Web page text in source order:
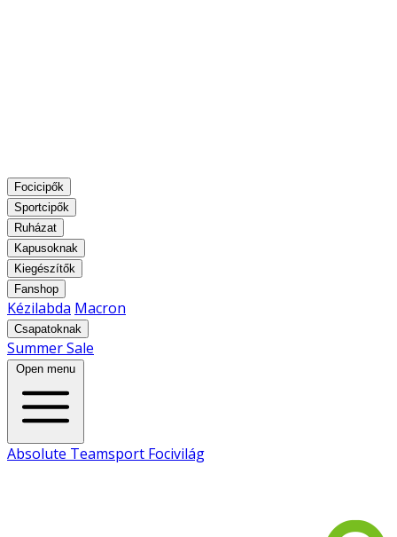
Focicipők
Sportcipők
Ruházat
Kapusoknak
Kiegészítők
Fanshop
Kézilabda Macron
Csapatoknak
Summer Sale
Open menu
Absolute Teamsport Focivilág